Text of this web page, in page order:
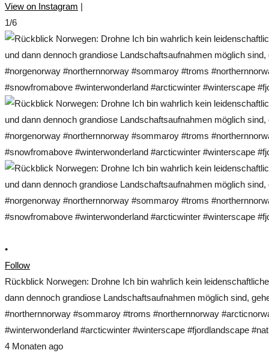
View on Instagram |
1/6
•
Follow
Rückblick Norwegen: Drohne Ich bin wahrlich kein
dann dennoch grandiose Landschaftsaufnahmen möglich sind,
#northernnorway #sommaroy #troms #northernnorway
#winterwonderland #arcticwinter #winterscape #fjordlandscape
4 Monaten ago